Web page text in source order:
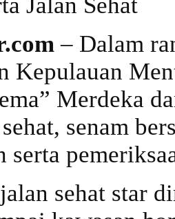
– Dalam
Kepulauan
Merdeka
senam
serta
sehat star